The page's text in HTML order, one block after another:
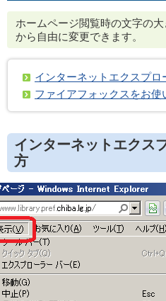
ホームページ閲覧時の文字の
から自由に変更できます。
インターネットエクスプ
ファイアフォックスをお使
インターネットエクス
方